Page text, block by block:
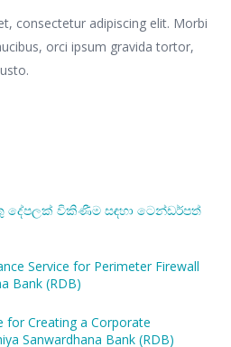
consectetur adipiscing elit. Morbi
orci ipsum gravida tortor,
දේපලක් විකිණීම සඳහා ටෙන්ඩර්පත්
Service for Perimeter Firewall
Bank (RDB)
for Creating a Corporate
Sanwardhana Bank (RDB)